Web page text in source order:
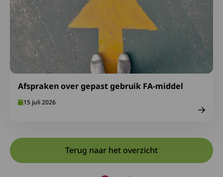
Afspraken over gepast gebruik FA-middel
15 juli 2026
Terug naar het overzicht